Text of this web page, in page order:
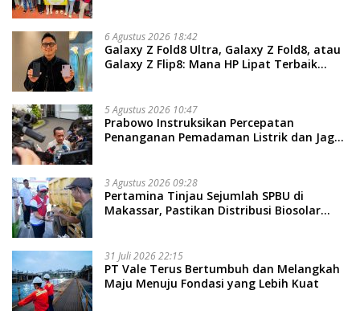
6 Agustus 2026 18:42
Galaxy Z Fold8 Ultra, Galaxy Z Fold8, atau
Galaxy Z Flip8: Mana HP Lipat Terbaik
5 Agustus 2026 10:47
Prabowo Instruksikan Percepatan
Penanganan Pemadaman Listrik dan Jaga
3 Agustus 2026 09:28
Pertamina Tinjau Sejumlah SPBU di
Makassar, Pastikan Distribusi Biosolar
31 Juli 2026 22:15
PT Vale Terus Bertumbuh dan Melangkah
Maju Menuju Fondasi yang Lebih Kuat